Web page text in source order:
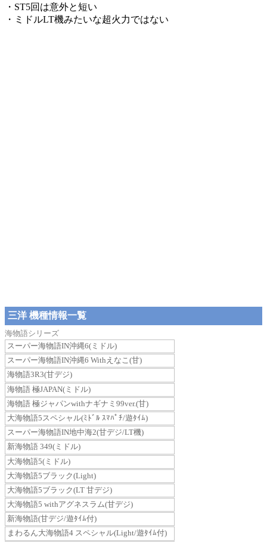
・ST5回は意外と短い
・ミドルLT機みたいな超火力ではない
三洋 機種情報一覧
海物語シリーズ
スーパー海物語IN沖縄6(ミドル)
スーパー海物語IN沖縄6 Withえなこ(甘)
海物語3R3(甘デジ)
海物語 極JAPAN(ミドル)
海物語 極ジャパンwithナギナミ99ver.(甘)
大海物語5スペシャル(ﾐﾄﾞﾙ ｽﾏﾊﾟﾁ/遊ﾀｲﾑ)
スーパー海物語IN地中海2(甘デジ/LT機)
新海物語 349(ミドル)
大海物語5(ミドル)
大海物語5ブラック(Light)
大海物語5ブラック(LT 甘デジ)
大海物語5 withアグネスラム(甘デジ)
新海物語(甘デジ/遊ﾀｲﾑ付)
まわるん大海物語4 スペシャル(Light/遊ﾀｲﾑ付)